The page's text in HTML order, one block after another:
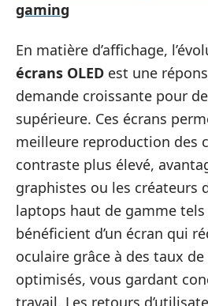
gaming
En matière d’affichage,
écrans OLED est une
demande croissante pour
supérieure. Ces écrans
meilleure reproduction des
contraste plus élevé,
graphistes ou les créateurs
laptops haut de gamme
bénéficient d’un écran qui
oculaire grâce à des taux
optimisés, vous gardant
travail. Les retours